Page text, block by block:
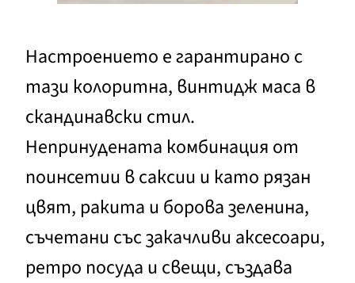
Настроението е гарантирано с
тази колоритна, винтидж маса в
скандинавски стил.
Непринудената комбинация от
поинсетии в саксии и като рязан
цвят, ракита и борова зеленина,
съчетани със закачливи аксесоари,
ретро посуда и свещи, създава